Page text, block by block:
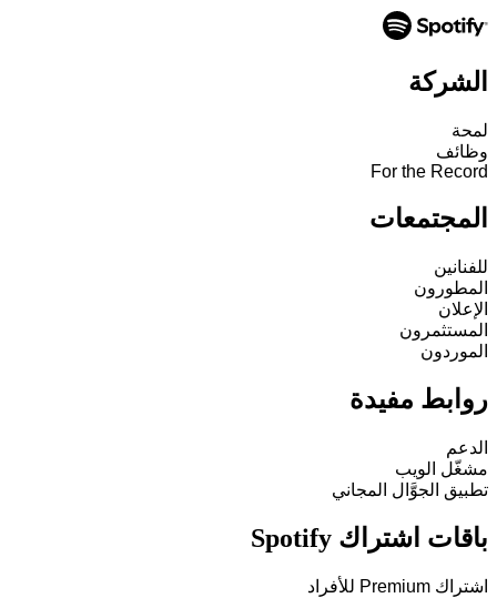
الشركة
لمحة
وظائف
For the Record
المجتمعات
للفنانين
المطورون
الإعلان
المستثمرون
الموردون
روابط مفيدة
الدعم
مشغّل الويب
تطبيق الجوَّال المجاني
باقات اشتراك Spotify
اشتراك Premium للأفراد